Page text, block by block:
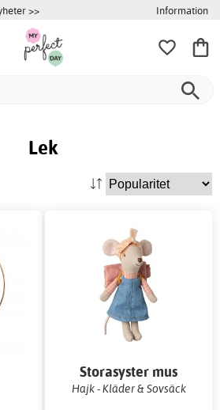
>> Information
Lek
Storasyster mus
Hajk - Kläder & Sovsäck